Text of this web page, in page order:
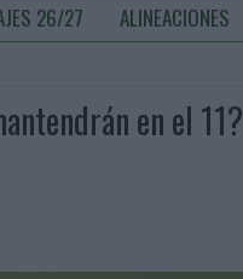
26/27 ALINEACIONES
en el 11?